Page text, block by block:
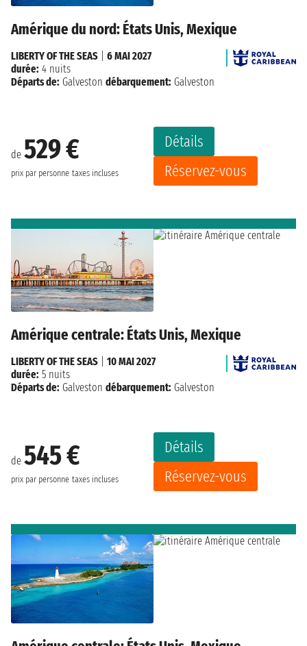
Amérique du nord: États Unis, Mexique
de 529 €
prix par personne taxes incluses
Détails
Réservez-vous
LIBERTY OF THE SEAS
6 MAI 2027
durée: 4 nuits
Départs de: Galveston débarquement: Galveston
Amérique centrale: États Unis, Mexique
de 545 €
prix par personne taxes incluses
Détails
Réservez-vous
LIBERTY OF THE SEAS
10 MAI 2027
durée: 5 nuits
Départs de: Galveston débarquement: Galveston